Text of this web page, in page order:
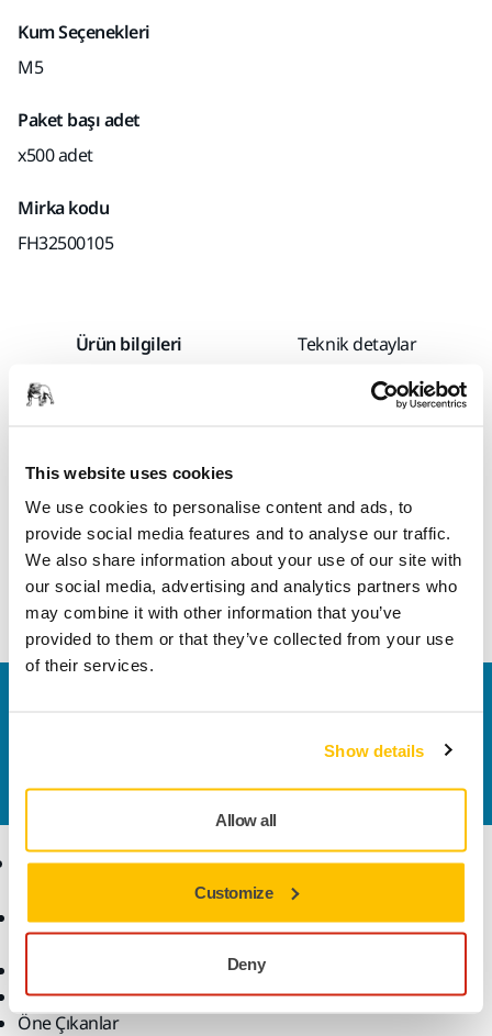
This website uses cookies
We use cookies to personalise content and ads, to
provide social media features and to analyse our traffic.
We also share information about your use of our site with
our social media, advertising and analytics partners who
may combine it with other information that you’ve
provided to them or that they’ve collected from your use
of their services.
Show details
Allow all
Customize
Deny
Kum Seçenekleri
M5
Paket başı adet
x500 adet
Mirka kodu
FH32500105
Ürün bilgileri Teknik detaylar
Novastar SR spot tamir diski, hassas bir tanecik dağılımı ve
teknolojisi ile üretilmiş eşsiz bir inceltme çözümüdür.
Minimum yükleme ve boncuklanma ile kullanımı kolaydır. Bu
dayanıklı, esnek ve uzun ömürlü diskler, polisajı daha hızlı ve
kolay hale getiren mükemmel bir yüzey kalitesi sunar.
ve uzman ekibimiz sorularınızı
yanıtlasın.
Ürünler
Aksesuarlar ve Sarf
Malzemeler
Makineler
Öne Çıkanlar
Uzmanlık
Sektörler
Çözümler